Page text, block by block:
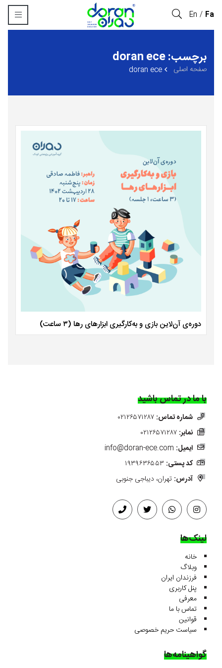
Fa
En
برچسب: doran ece
صفحه اصلی doran ece
دوره‌ی آن‌لاین بازی و به‌کارگیری ابزارهای رها (۳ ساعت)
با ما در تماس باشید
شماره تماس: ۰۲۱۲۶۵۷۱۲۸۷
نمابر: ۰۲۱۲۶۵۷۱۲۸۷
ایمیل: info@doran-ece.com
کد پستی: ۱۹۳۹۶۳۶۵۵۳
آدرس: تهران، دیباجی جنوبی
لینک‌ها
خانه
وبلاگ
فرزندان ایران
پنل کاربری
معرفی
تماس با ما
قوانین
سیاست حریم خصوصی
گواهینامه‌ها